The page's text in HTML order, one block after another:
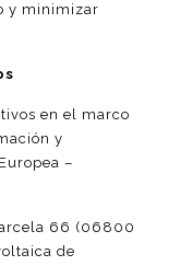
y minimizar
en el marco
y
–
66 (06800
de